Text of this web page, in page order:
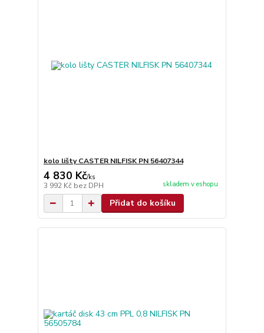
kolo lišty CASTER NILFISK PN 56407344
4 830 Kč/ks
3 992 Kč bez DPH skladem v eshopu
Přidat do košíku